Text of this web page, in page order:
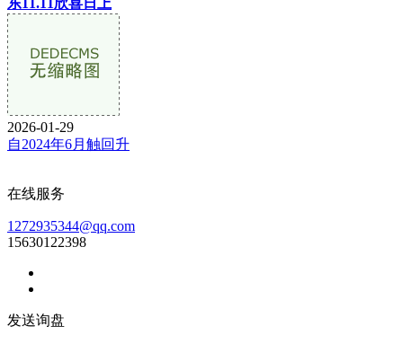
2026-01-29
自2024年6月触回升
在线服务
1272935344@qq.com
15630122398
发送询盘